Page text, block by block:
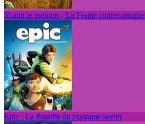
Shaun le mouton - La Ferme contre-attaque
Epic : La Bataille du royaume secret